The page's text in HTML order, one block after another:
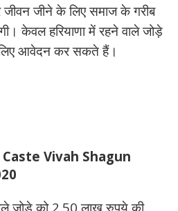
जीवन जीने के लिए समाज के गरीब
केवल हरियाणा में रहने वाले जोड़े
लिए आवेदन कर सकते हैं।
Vivah Shagun
जोड़े को 2.50 लाख रुपये की